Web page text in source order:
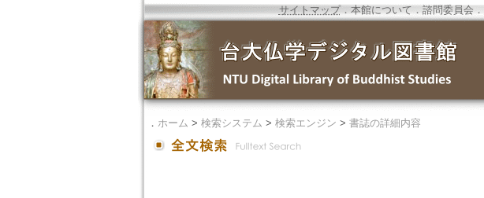
サイトマップ．本館について ． 諮問委員会．
． ホーム > 検索システム > 検索エンジン > 書誌の詳細内容